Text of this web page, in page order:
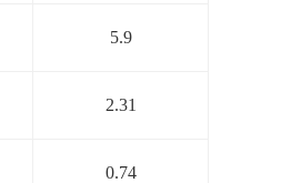
5.9
2.31
0.74